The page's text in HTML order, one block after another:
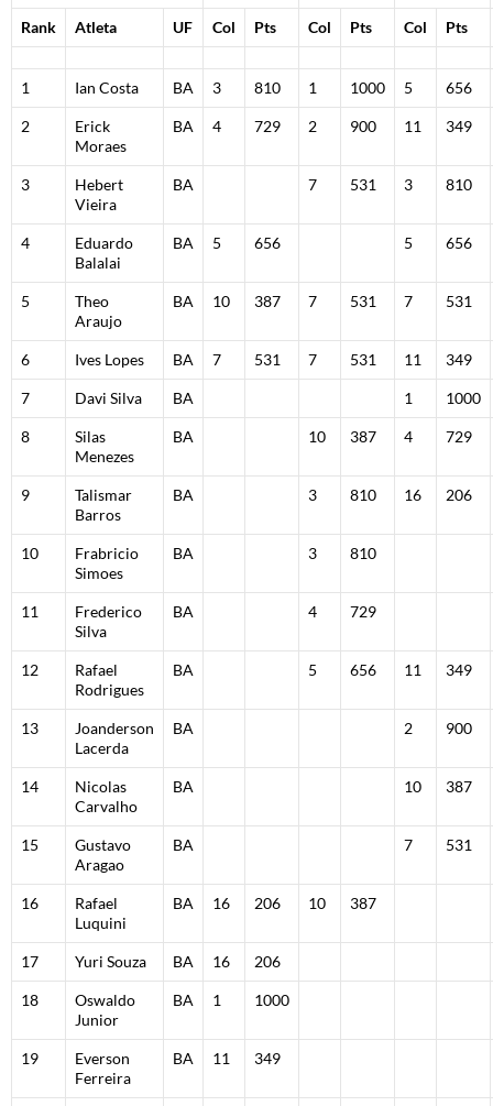
Rank Atleta UF Col Pts Col Pts Col Pts
1 Ian Costa BA 3 810 1 1000 5 656
2
Erick
Moraes
BA 4 729 2 900 11 349
3
Hebert
Vieira
BA 7 531 3 810
4
Eduardo
Balalai
BA 5 656 5 656
5
Theo
Araujo
BA 10 387 7 531 7 531
6 Ives Lopes BA 7 531 7 531 11 349
7 Davi Silva BA 1 1000
8
Silas
Menezes
BA 10 387 4 729
9
Talismar
Barros
BA 3 810 16 206
10
Frabricio
Simoes
BA 3 810
11
Frederico
Silva
BA 4 729
12
Rafael
Rodrigues
BA 5 656 11 349
13
Joanderson
Lacerda
BA 2 900
14
Nicolas
Carvalho
BA 10 387
15
Gustavo
Aragao
BA 7 531
16
Rafael
Luquini
BA 16 206 10 387
17 Yuri Souza BA 16 206
18
Oswaldo
Junior
BA 1 1000
19
Everson
Ferreira
BA 11 349